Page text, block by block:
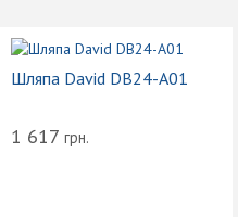
Шляпа David DB24-A01
1 617 грн.